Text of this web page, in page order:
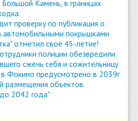
Камень, в границах
проверку по публикация о
автомобильными покрышками
отметил своё 45-летие!
полиции обезвредили
сжечь себя и сожительницу
Фокино предусмотрено в 2039г
размещения объектов
2042 года"